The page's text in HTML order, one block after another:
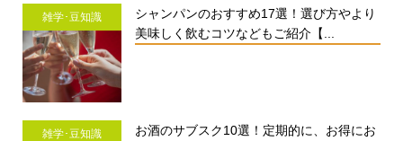
雑学･豆知識
シャンパンのおすすめ17選！選び方やより
美味しく飲むコツなどもご紹介【...
雑学･豆知識
お酒のサブスク10選！定期的に、お得にお